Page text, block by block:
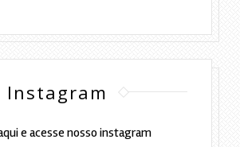
Instagram
e acesse nosso instagram